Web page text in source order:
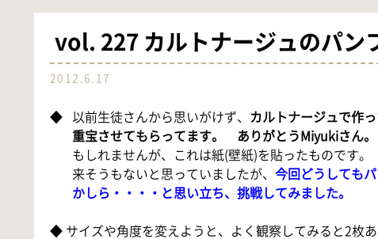
vol. 227 カルトナージュのパン
2012.6.17
◆ 以前生徒さんから思いがけず、 カルトナージュで作
重宝させてもらってます。 ありがとうMiyukiさん。
もしれませんが、これは紙(壁紙)を貼ったものです
来そうもないと思っていましたが、 今回どうしても
かしら・・・・と思い立ち、挑戦してみました。
◆ サイズや角度を変えようと、よく観察してみると2枚